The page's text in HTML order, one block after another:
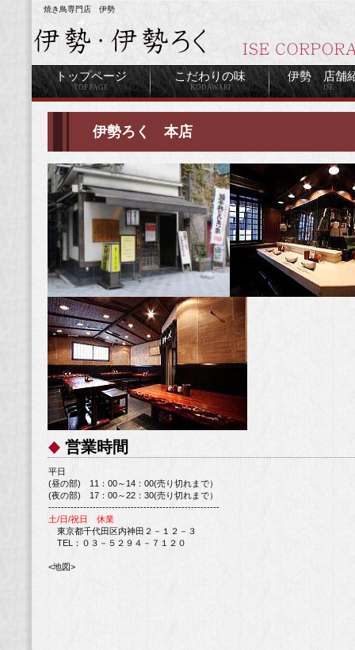
焼き鳥専門店 伊勢
伊勢ろく 本店
営業時間
平日
(昼の部) 11：00～14：00(売り切れまで）
(夜の部) 17：00～22：30(売り切れまで）
------------------------------------------------------
土/日/祝日 休業
東京都千代田区内神田２－１２－３
TEL：０３－５２９４－７１２０
<地図>
トップページ
TOP PAGE
こだわりの味
KODAWARI
伊勢 店舗
ISE